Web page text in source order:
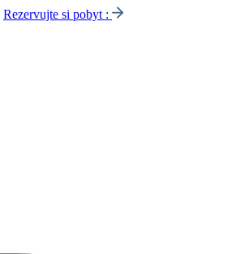
Rezervujte si pobyt :